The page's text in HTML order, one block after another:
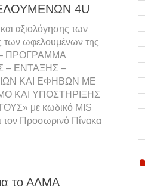
4U
αξιολόγησης των
των ωφελουμένων της
– ΠΡΟΓΡΑΜΜΑ
– ΕΝΤΑΞΗΣ –
ΚΑΙ ΕΦΗΒΩΝ ΜΕ
ΚΑΙ ΥΠΟΣΤΗΡΙΞΗΣ
με κωδικό MIS
τον Προσωρινό Πίνακα
το ΑΛΜΑ